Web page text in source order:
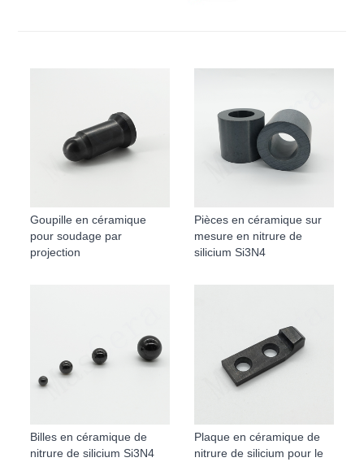
Goupille en céramique
pour soudage par
projection
Pièces en céramique sur
mesure en nitrure de
silicium Si3N4
Billes en céramique de
nitrure de silicium Si3N4
Plaque en céramique de
nitrure de silicium pour le